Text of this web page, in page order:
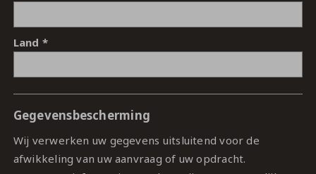
Land
Gegevensbescherming
Wij verwerken uw gegevens uitsluitend voor de
afwikkeling van uw aanvraag of uw opdracht.